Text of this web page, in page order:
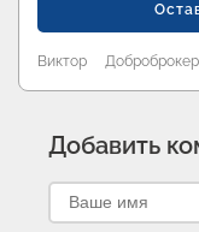
Виктор Доброброкер
Добавить